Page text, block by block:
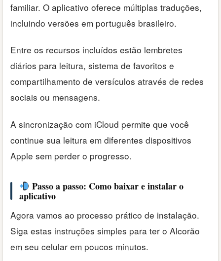
familiar. O aplicativo oferece múltiplas traduções,
incluindo versões em português brasileiro.
Entre os recursos incluídos estão lembretes
diários para leitura, sistema de favoritos e
compartilhamento de versículos através de redes
sociais ou mensagens.
A sincronização com iCloud permite que você
continue sua leitura em diferentes dispositivos
Apple sem perder o progresso.
Passo a passo: Como baixar e instalar o
aplicativo
Agora vamos ao processo prático de instalação.
Siga estas instruções simples para ter o Alcorão
em seu celular em poucos minutos.